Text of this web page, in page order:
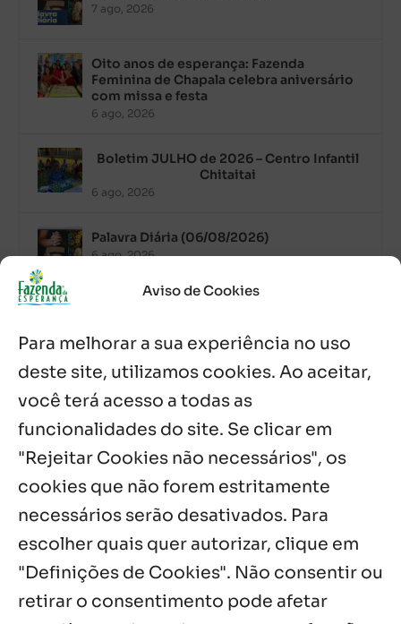
Aviso de Cookies
Para melhorar a sua experiência no uso
deste site, utilizamos cookies. Ao aceitar,
você terá acesso a todas as
funcionalidades do site. Se clicar em
"Rejeitar Cookies não necessários", os
cookies que não forem estritamente
necessários serão desativados. Para
escolher quais quer autorizar, clique em
"Definições de Cookies". Não consentir ou
retirar o consentimento pode afetar
7 ago, 2026
Oito anos de esperança: Fazenda
Feminina de Chapala celebra aniversário
com missa e festa
6 ago, 2026
Boletim JULHO de 2026 – Centro Infantil
Chitaitai
6 ago, 2026
Palavra Diária (06/08/2026)
6 ago, 2026
de Guadalajara
Fazenda Dom Mário comemora 5 anos
com testemunhos e missa em São
Cristóvão
5 ago, 2026
Notícias por Categoria